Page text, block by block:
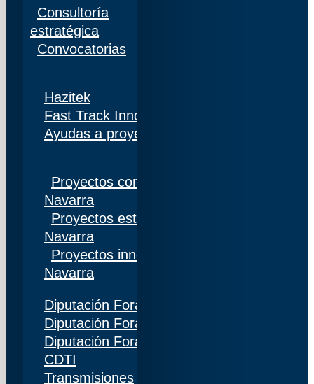
Consultoría
estratégica
Convocatorias
Hazitek
Fast Track Innobideak
Ayudas a proyectos de I+D+i en Navarra
Proyectos competitivos I+D Gobierno de
Navarra
Proyectos estratégicos I+D Gobierno de
Navarra
Proyectos innovación Gobierno de
Navarra
Diputación Foral de Gipuzkoa
Diputación Foral de Bizkaia
Diputación Foral de Álava
CDTI
Transmisiones